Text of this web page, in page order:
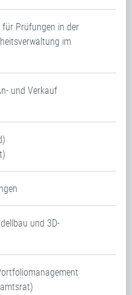
Prüfungen in der
im
und Verkauf
und 3D-